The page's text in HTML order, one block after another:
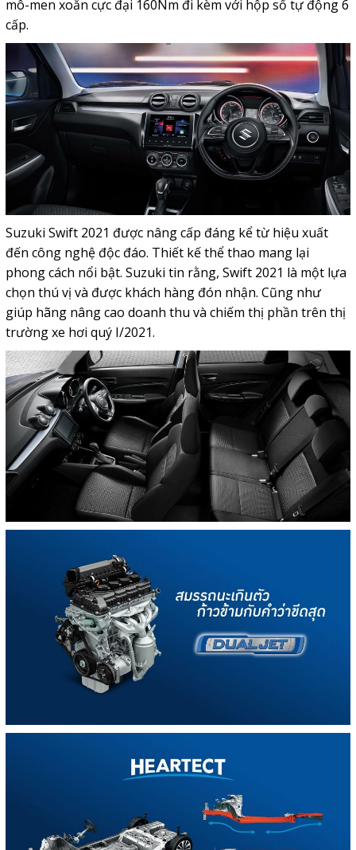
mô-men xoắn cực đại 160Nm đi kèm với hộp số tự động 6
cấp.
Suzuki Swift 2021 được nâng cấp đáng kể từ hiệu xuất
đến công nghệ độc đáo. Thiết kế thể thao mang lại
phong cách nổi bật. Suzuki tin rằng, Swift 2021 là một lựa
chọn thú vị và được khách hàng đón nhận. Cũng như
giúp hãng nâng cao doanh thu và chiếm thị phần trên thị
trường xe hơi quý I/2021.